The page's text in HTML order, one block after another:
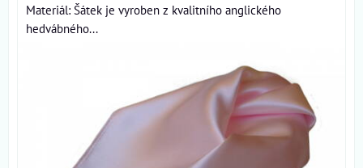
Materiál: Šátek je vyroben z kvalitního anglického
hedvábného...